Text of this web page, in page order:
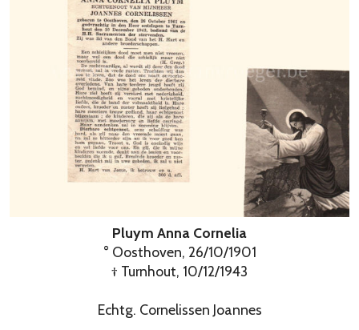
Pluym Anna Cornelia
° Oosthoven, 26/10/1901
† Turnhout, 10/12/1943
Echtg. Cornelissen Joannes